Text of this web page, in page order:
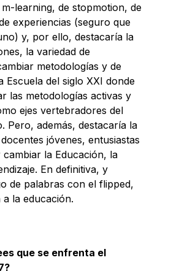
learning, de stopmotion, de
experiencias (seguro que
y, por ello, destacaría la
la variedad de
metodologías y de
Escuela del siglo XXI donde
las metodologías activas y
ejes vertebradores del
Pero, además, destacaría la
jóvenes, entusiastas
la Educación, la
En definitiva, y
de palabras con el flipped,
la educación.
que se enfrenta el